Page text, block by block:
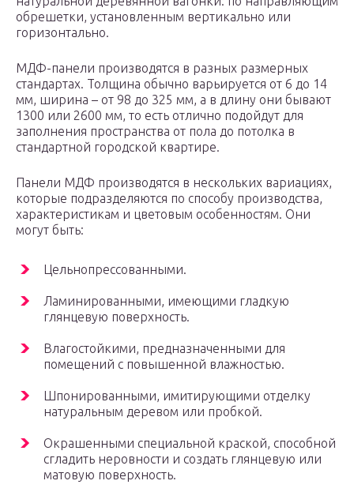
обрешетки, установленным вертикально или
горизонтально.
МДФ-панели производятся в разных размерных
стандартах. Толщина обычно варьируется от 6 до 14
мм, ширина – от 98 до 325 мм, а в длину они бывают
1300 или 2600 мм, то есть отлично подойдут для
заполнения пространства от пола до потолка в
стандартной городской квартире.
Панели МДФ производятся в нескольких вариациях,
которые подразделяются по способу производства,
характеристикам и цветовым особенностям. Они
могут быть:
Цельнопрессованными.
Ламинированными, имеющими гладкую
глянцевую поверхность.
Влагостойкими, предназначенными для
помещений с повышенной влажностью.
Шпонированными, имитирующими отделку
натуральным деревом или пробкой.
Окрашенными специальной краской, способной
сгладить неровности и создать глянцевую или
матовую поверхность.